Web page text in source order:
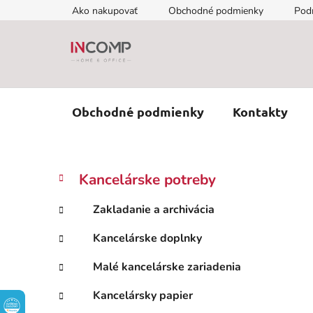
na
Ako nakupovať Obchodné podmienky
Obchodné podmienky Kontakty
B
č
ý
p
n
Preskočiť
kategórie
K
a
e
g
ó
r
e
Kancelárske potreby
Zakladanie a archivácia
Kancelárske doplnky
Malé kancelárske zariadenia
Kancelársky papier